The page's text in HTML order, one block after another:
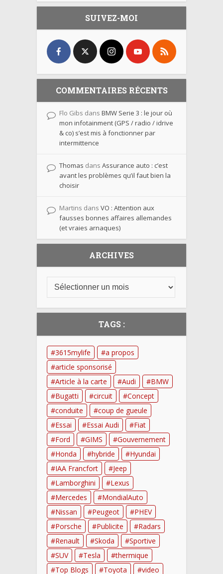
SUIVEZ-MOI
COMMENTAIRES RÉCENTS
Flo Gibs dans BMW Serie 3 : le jour où
mon infotainment (GPS / radio / idrive
& co) s’est mis à fonctionner par
intermittence
Thomas dans Assurance auto : c’est
avant les problèmes qu’il faut bien la
choisir
Martins dans VO : Attention aux
fausses bonnes affaires allemandes
(et vraies arnaques)
ARCHIVES
TAGS :
3615mylife
a propos
article sponsorisé
Article à la carte
Audi
BMW
Bugatti
circuit
Concept
conduite
coup de gueule
Essai
Essai Audi
Fiat
Ford
GIMS
Gouvernement
Honda
hybride
Hyundai
IAA Francfort
Jeep
Lamborghini
Lexus
Mercedes
MondialAuto
Nissan
Peugeot
PHEV
Porsche
Publicite
Radars
Renault
Skoda
Sportive
SUV
Tesla
thermique
Top Blogs
Toyota video